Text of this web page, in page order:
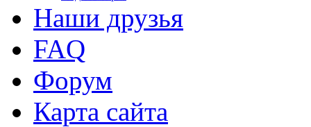
Наши друзья
FAQ
Форум
Карта сайта